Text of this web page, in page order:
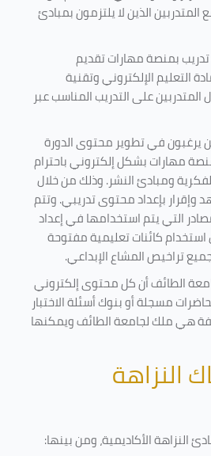
المتدربين الذين لا يلتزمون بمبادئ
بمنصة مهارات تقديم
التعليم الإلكتروني وتقنية
على التدريب المناسب عبر
يرغبون في تطوير محتوى الدورة
مهارات بشكل إلكتروني باحترام
ومبادئ النشر. وذلك من خلال
وإقرار بإعداد محتوى تدريبي. وتتم
التي يتم استخدامها في إعداد
استخدام كائنات تعليمية مفتوحة
تراخيص المشاع الإبداعي.
الطائف أن كل محتوى إلكتروني
مسجلة أو بنوك أسئلة الاختبار
هي ملك لجامعة الطائف ويمكنها
النزاهة
النزاهة الأكاديمية، ومن بينها: